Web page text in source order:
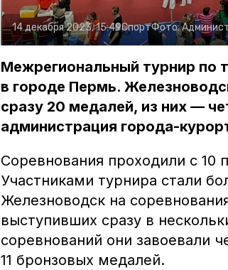
14 декабря 2023, 15:49СпортФото:
Межрегиональный турнир по
в городе Пермь.
сразу 20 медалей, из них —
администрация города-
Соревнования проходили с 10
Участниками турнира стали
Железноводск на
выступивших сразу в
соревнований они завоевали
11 бронзовых медалей.